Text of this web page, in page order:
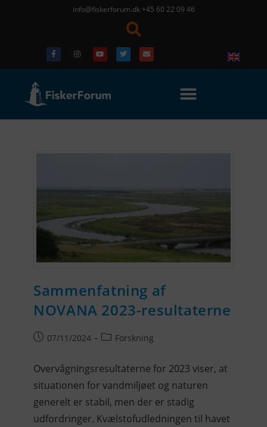
info@fiskerforum.dk +45 60 22 09 46
Sammenfatning af
NOVANA 2023-resultaterne
07/11/2024 Forskning
Overvågningsresultaterne for 2023 viser, at
situationen for vandmiljøet og naturen
generelt er stabil, men der er stadig
udfordringer. Kvælstofudledningen til havet